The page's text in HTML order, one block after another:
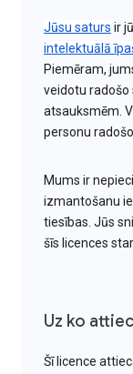
Jūsu saturs ir
intelektuālā
Piemēram,
veidotu radošo
atsauksmēm.
personu
Mums ir
izmantošanu
tiesības. Jūs
šīs licences
Uz ko
Šī licence